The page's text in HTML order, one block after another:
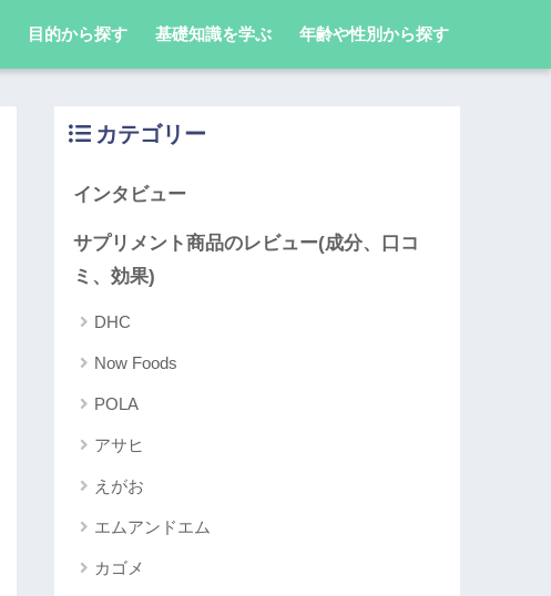
目的から探す 基礎知識を学ぶ 年齢や性別から探す
カテゴリー
インタビュー
サプリメント商品のレビュー(成分、口コ
ミ、効果)
DHC
Now Foods
POLA
アサヒ
えがお
エムアンドエム
カゴメ